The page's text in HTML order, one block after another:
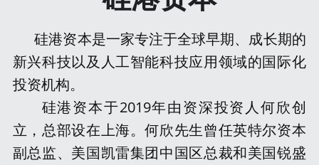
硅港资本是一家专注于全球早期、成长期的
新兴科技以及人工智能科技应用领域的国际化
投资机构。
硅港资本于2019年由资深投资人何欣创
立，总部设在上海。何欣先生曾任英特尔资本
副总监、美国凯雷集团中国区总裁和美国锐盛